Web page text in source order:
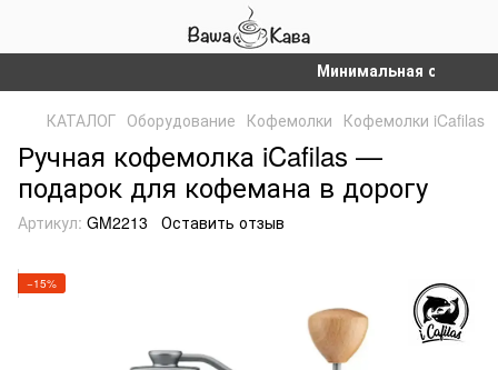
Минимальная сумма
КАТАЛОГ Оборудование Кофемолки Кофемолки iCafilas
Ручная кофемолка iCafilas —
подарок для кофемана в дорогу
Артикул: GM2213 Оставить отзыв
−15%